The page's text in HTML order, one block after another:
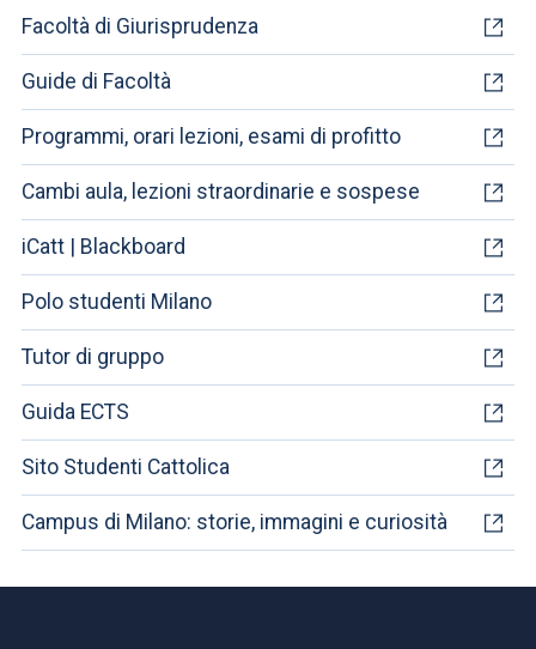
Facoltà di Giurisprudenza
Guide di Facoltà
Programmi, orari lezioni, esami di profitto
Cambi aula, lezioni straordinarie e sospese
iCatt | Blackboard
Polo studenti Milano
Tutor di gruppo
Guida ECTS
Sito Studenti Cattolica
Campus di Milano: storie, immagini e curiosità